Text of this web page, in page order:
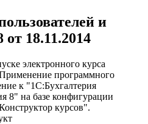
и
18.11.2014
электронного курса
программного
к "1С:Бухгалтерия
8" на базе конфигурации
курсов".